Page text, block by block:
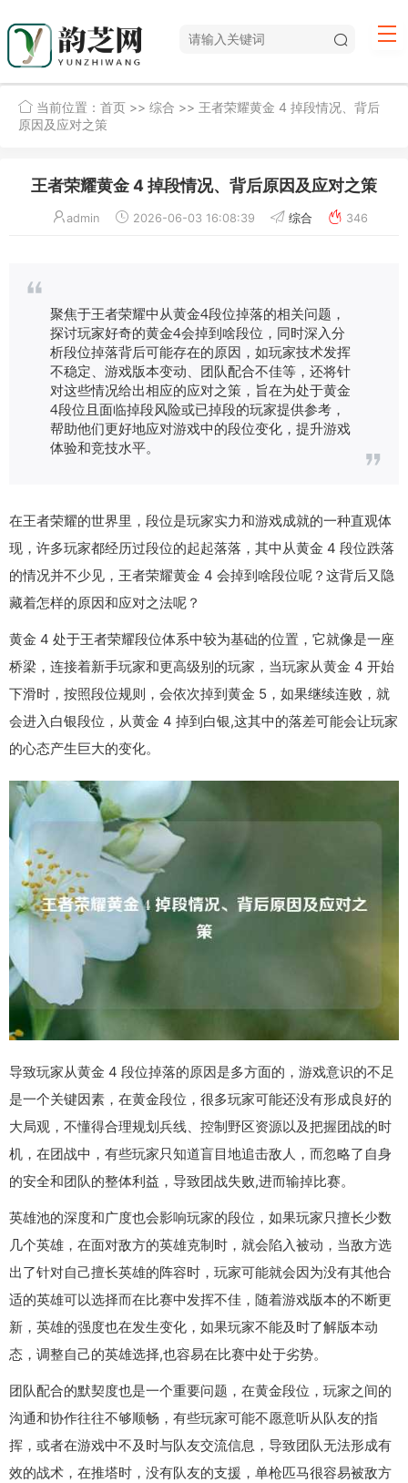
当前位置： 首页 >> 综合 >> 王者荣耀黄金 4 掉段情况、背后
原因及应对之策
王者荣耀黄金 4 掉段情况、背后原因及应对之策
admin 2026-06-03 16:08:39 综合 346
聚焦于王者荣耀中从黄金4段位掉落的相关问题，
探讨玩家好奇的黄金4会掉到啥段位，同时深入分
析段位掉落背后可能存在的原因，如玩家技术发挥
不稳定、游戏版本变动、团队配合不佳等，还将针
对这些情况给出相应的应对之策，旨在为处于黄金
4段位且面临掉段风险或已掉段的玩家提供参考，
帮助他们更好地应对游戏中的段位变化，提升游戏
体验和竞技水平。
在王者荣耀的世界里，段位是玩家实力和游戏成就的一种直观体
现，许多玩家都经历过段位的起起落落，其中从黄金 4 段位跌落
的情况并不少见，王者荣耀黄金 4 会掉到啥段位呢？这背后又隐
藏着怎样的原因和应对之法呢？
黄金 4 处于王者荣耀段位体系中较为基础的位置，它就像是一座
桥梁，连接着新手玩家和更高级别的玩家，当玩家从黄金 4 开始
下滑时，按照段位规则，会依次掉到黄金 5，如果继续连败，就
会进入白银段位，从黄金 4 掉到白银,这其中的落差可能会让玩家
的心态产生巨大的变化。
导致玩家从黄金 4 段位掉落的原因是多方面的，游戏意识的不足
是一个关键因素，在黄金段位，很多玩家可能还没有形成良好的
大局观，不懂得合理规划兵线、控制野区资源以及把握团战的时
机，在团战中，有些玩家只知道盲目地追击敌人，而忽略了自身
的安全和团队的整体利益，导致团战失败,进而输掉比赛。
英雄池的深度和广度也会影响玩家的段位，如果玩家只擅长少数
几个英雄，在面对敌方的英雄克制时，就会陷入被动，当敌方选
出了针对自己擅长英雄的阵容时，玩家可能就会因为没有其他合
适的英雄可以选择而在比赛中发挥不佳，随着游戏版本的不断更
新，英雄的强度也在发生变化，如果玩家不能及时了解版本动
态，调整自己的英雄选择,也容易在比赛中处于劣势。
团队配合的默契度也是一个重要问题，在黄金段位，玩家之间的
沟通和协作往往不够顺畅，有些玩家可能不愿意听从队友的指
挥，或者在游戏中不及时与队友交流信息，导致团队无法形成有
效的战术，在推塔时，没有队友的支援，单枪匹马很容易被敌方